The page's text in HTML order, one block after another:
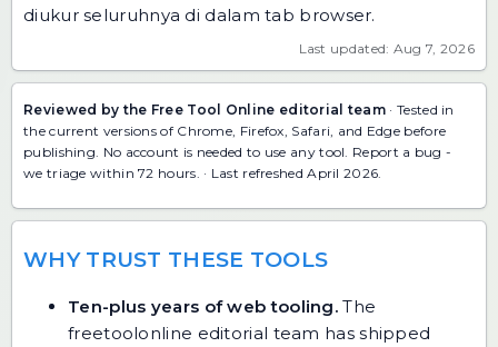
diukur seluruhnya di dalam tab browser.
Last updated: Aug 7, 2026
Reviewed by the Free Tool Online editorial team · Tested in
the current versions of Chrome, Firefox, Safari, and Edge before
publishing. No account is needed to use any tool. Report a bug -
we triage within 72 hours. · Last refreshed April 2026.
WHY TRUST THESE TOOLS
Ten-plus years of web tooling. The
freetoolonline editorial team has shipped